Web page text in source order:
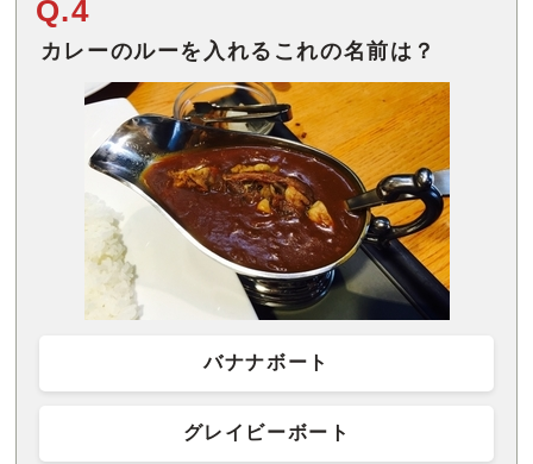
Q.4
カレーのルーを入れるこれの名前は？
バナナボート
グレイビーボート